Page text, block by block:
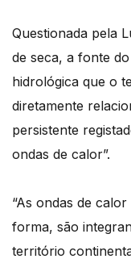
Questionada pela
de seca, a fonte
hidrológica que o
diretamente
persistente
ondas de calor”.
“As ondas de
forma, são
território